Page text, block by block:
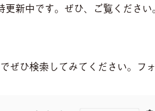
新中です。ぜひ、ご覧ください。
ぜひ検索してみてください。フ